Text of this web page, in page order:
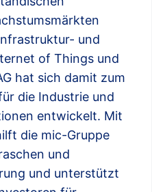
und
of Things und
hat sich damit zum
die Industrie und
entwickelt. Mit
die mic-Gruppe
und
und unterstützt